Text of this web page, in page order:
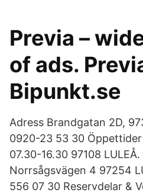
Previa –
of ads.
Bipunkt.se
Adress Brandgatan 2D,
0920-23 53 30
07.30-16.30 97108
Norrsågsvägen 4 97254
556 07 30 Reservdelar &